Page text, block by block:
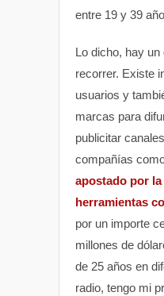
entre 19 y 39
Lo dicho, hay
recorrer. Existe
usuarios y
marcas para
publicitar
compañías
apostado por
herramientas
por un importe
millones de
de 25 años en
radio, tengo mi